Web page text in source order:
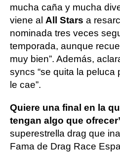
mucha caña y mucha
viene al All Stars a
nominada tres veces
temporada, aunque
muy bien”. Además,
syncs “se quita la peluca
le cae”.
Quiere una final en la
tengan algo que
superestrella drag que
Fama de Drag Race